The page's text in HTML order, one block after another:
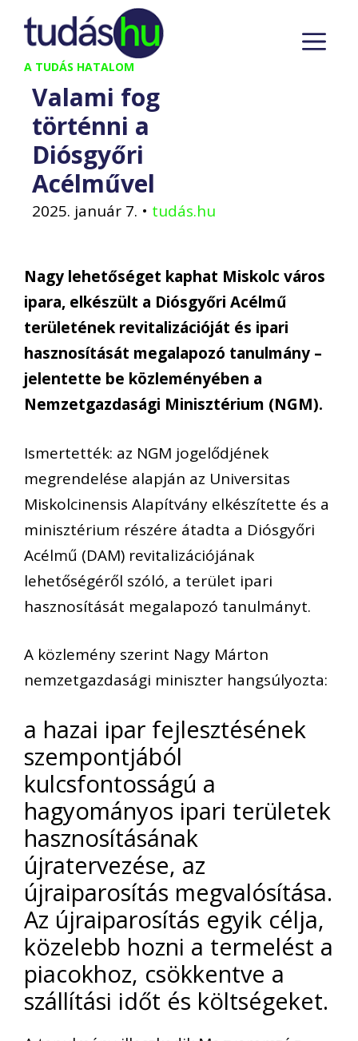
Kilépés
tartalomba
A TUDÁS HATALOM
Valami fog
történni a
Diósgyőri
Acélművel
2025. január 7. • tudás.hu
Nagy lehetőséget kaphat Miskolc város
ipara, elkészült a Diósgyőri Acélmű
területének revitalizációját és ipari
hasznosítását megalapozó tanulmány –
jelentette be közleményében a
Nemzetgazdasági Minisztérium (NGM).
Ismertették: az NGM jogelődjének
megrendelése alapján az Universitas
Miskolcinensis Alapítvány elkészítette és a
minisztérium részére átadta a Diósgyőri
Acélmű (DAM) revitalizációjának
lehetőségéről szóló, a terület ipari
hasznosítását megalapozó tanulmányt.
A közlemény szerint Nagy Márton
nemzetgazdasági miniszter hangsúlyozta:
a hazai ipar fejlesztésének
szempontjából
kulcsfontosságú a
hagyományos ipari területek
hasznosításának
újratervezése, az
újraiparosítás megvalósítása.
Az újraiparosítás egyik célja,
közelebb hozni a termelést a
piacokhoz, csökkentve a
szállítási időt és költségeket.